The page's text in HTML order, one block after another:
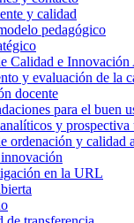
y calidad
pedagógico
Calidad e Innovación
y evaluación de la
docente
para el buen
y prospectiva
ordenación y calidad
en la URL